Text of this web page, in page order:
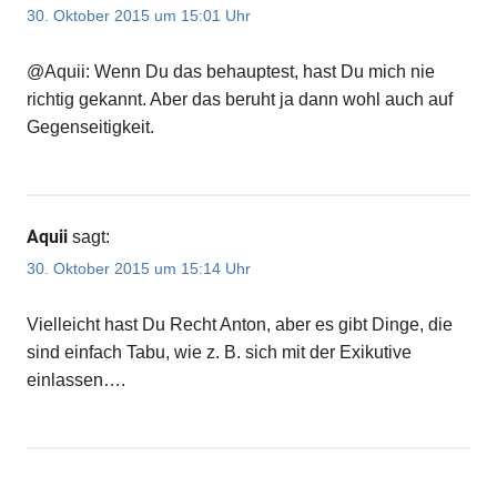
30. Oktober 2015 um 15:01 Uhr
@Aquii: Wenn Du das behauptest, hast Du mich nie
richtig gekannt. Aber das beruht ja dann wohl auch auf
Gegenseitigkeit.
Aquii sagt:
30. Oktober 2015 um 15:14 Uhr
Vielleicht hast Du Recht Anton, aber es gibt Dinge, die
sind einfach Tabu, wie z. B. sich mit der Exikutive
einlassen….